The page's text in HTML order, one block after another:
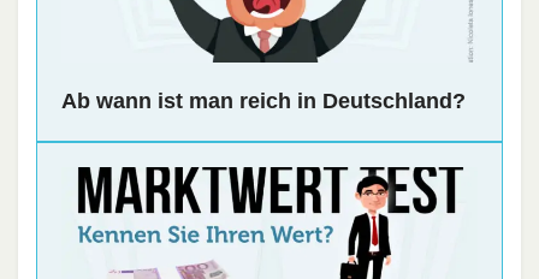
Ab wann ist man reich in Deutschland?